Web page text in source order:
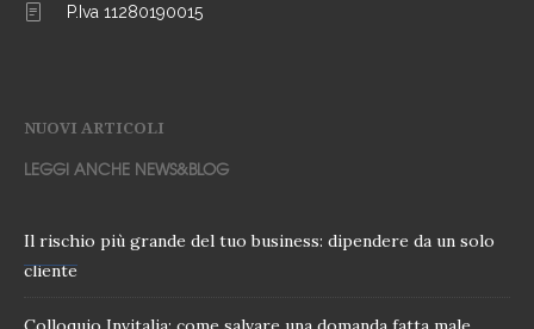
P.Iva 11280190015
NUOVI ARTICOLI
LEGGI ANCHE NEWS&BLOG
Il rischio più grande del tuo business: dipendere da un solo
cliente